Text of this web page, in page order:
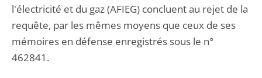
l'électricité et du gaz (AFIEG) concluent au rejet de la
requête, par les mêmes moyens que ceux de ses
mémoires en défense enregistrés sous le n°
462841.